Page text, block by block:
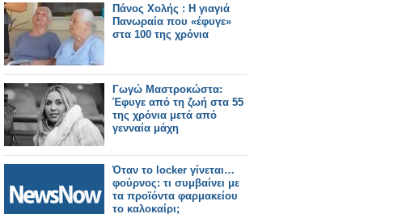
Πάνος Χολής : Η γιαγιά
Πανωραία που «έφυγε»
στα 100 της χρόνια
Γωγώ Μαστροκώστα:
Έφυγε από τη ζωή στα 55
της χρόνια μετά από
γενναία μάχη
Όταν το locker γίνεται…
φούρνος: τι συμβαίνει με
τα προϊόντα φαρμακείου
το καλοκαίρι;